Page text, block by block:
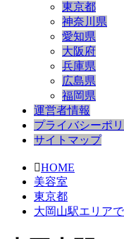
東京都
神奈川県
愛知県
大阪府
兵庫県
広島県
福岡県
運営者情報
プライバシーポ
サイトマップ
HOME
美容室
東京都
大岡山駅エリア